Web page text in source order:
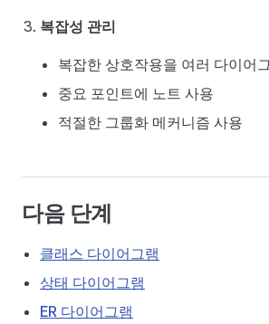
복잡성 관리
복잡한 상호작용을 여러 다이어
중요 포인트에 노트 사용
적절한 그룹화 메커니즘 사용
다음 단계
클래스 다이어그램
상태 다이어그램
ER 다이어그램